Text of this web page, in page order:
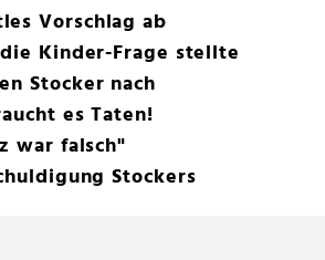
Vorschlag ab
Kinder-Frage stellte
Stocker nach
es Taten!
war falsch"
Stockers